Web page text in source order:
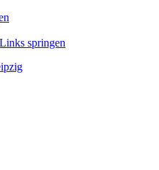
springen